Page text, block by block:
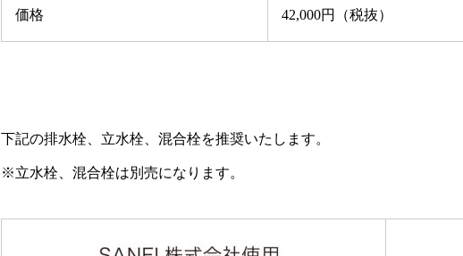
価格 42,000円（税抜）
下記の排水栓、立水栓、混合栓を推奨いたします。
※立水栓、混合栓は別売になります。